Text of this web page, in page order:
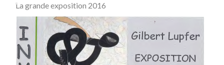
La grande exposition 2016